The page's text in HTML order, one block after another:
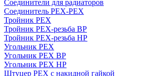
Соединители для радиаторов
Соединитель PEX-PEX
Тройник PEX
Тройник PEX-резьба ВР
Тройник PEX-резьба НР
Угольник PEX
Угольник PEX ВР
Угольник PEX НР
Штуцер PEX c накидной гайкой